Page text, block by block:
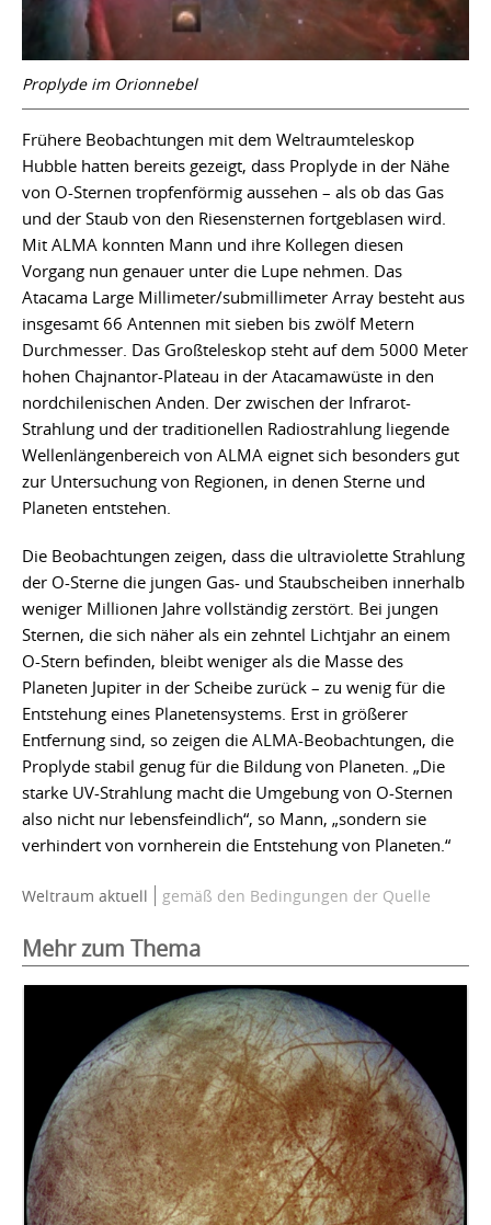
Proplyde im Orionnebel
Frühere Beobachtungen mit dem Weltraumteleskop
Hubble hatten bereits gezeigt, dass Proplyde in der Nähe
von O-Sternen tropfenförmig aussehen – als ob das Gas
und der Staub von den Riesensternen fortgeblasen wird.
Mit ALMA konnten Mann und ihre Kollegen diesen
Vorgang nun genauer unter die Lupe nehmen. Das
Atacama Large Millimeter/submillimeter Array besteht aus
insgesamt 66 Antennen mit sieben bis zwölf Metern
Durchmesser. Das Großteleskop steht auf dem 5000 Meter
hohen Chajnantor-Plateau in der Atacamawüste in den
nordchilenischen Anden. Der zwischen der Infrarot-
Strahlung und der traditionellen Radiostrahlung liegende
Wellenlängenbereich von ALMA eignet sich besonders gut
zur Untersuchung von Regionen, in denen Sterne und
Planeten entstehen.
Die Beobachtungen zeigen, dass die ultraviolette Strahlung
der O-Sterne die jungen Gas- und Staubscheiben innerhalb
weniger Millionen Jahre vollständig zerstört. Bei jungen
Sternen, die sich näher als ein zehntel Lichtjahr an einem
O-Stern befinden, bleibt weniger als die Masse des
Planeten Jupiter in der Scheibe zurück – zu wenig für die
Entstehung eines Planetensystems. Erst in größerer
Entfernung sind, so zeigen die ALMA-Beobachtungen, die
Proplyde stabil genug für die Bildung von Planeten. „Die
starke UV-Strahlung macht die Umgebung von O-Sternen
also nicht nur lebensfeindlich“, so Mann, „sondern sie
verhindert von vornherein die Entstehung von Planeten.“
Weltraum aktuell gemäß den Bedingungen der Quelle
Mehr zum Thema